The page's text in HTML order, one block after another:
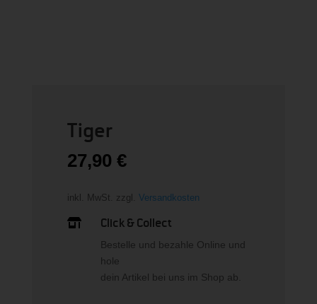
Tiger
27,90 €
inkl. MwSt. zzgl. Versandkosten
 Click & Collect
Bestelle und bezahle Online und
hole
dein Artikel bei uns im Shop ab.